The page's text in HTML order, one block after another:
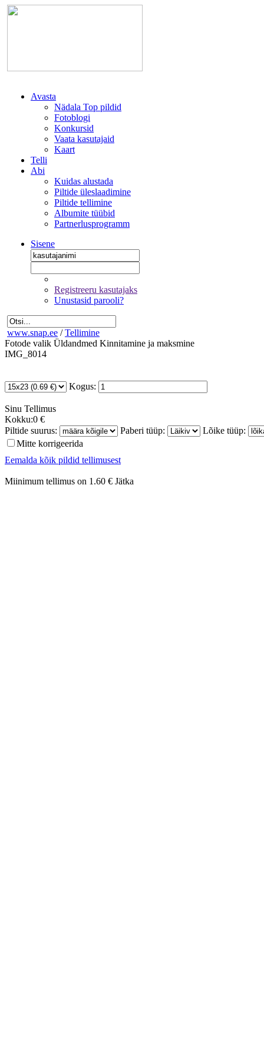
Avasta
Nädala Top pildid
Fotoblogi
Konkursid
Vaata kasutajaid
Kaart
Telli
Abi
Kuidas alustada
Piltide üleslaadimine
Piltide tellimine
Albumite tüübid
Partnerlusprogramm
Sisene
Registreeru kasutajaks
Unustasid parooli?
www.snap.ee / Tellimine
Fotode valik Üldandmed Kinnitamine ja maksmine
IMG_8014
Kogus:
Sinu Tellimus
Kokku:0 €
Piltide suurus:
Paberi tüüp:
Lõike tüüp:
Mitte korrigeerida
Eemalda kõik pildid tellimusest
Miinimum tellimus on 1.60 € Jätka